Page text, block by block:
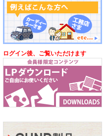
ログイン後、ご覧いただけます